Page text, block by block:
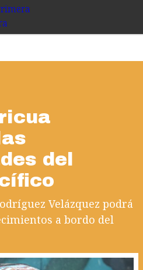
del
Velázquez podrá
a bordo del